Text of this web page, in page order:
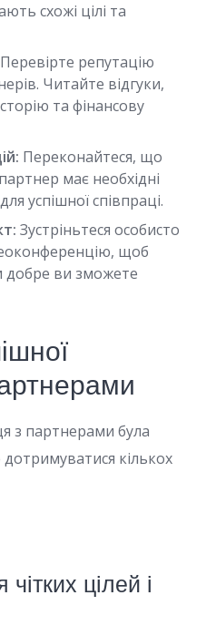
схожі цілі та
Перевірте репутацію
Читайте відгуки,
та фінансову
Переконайтеся, що
має необхідні
успішної співпраці.
Зустріньтеся особисто
щоб
добре ви зможете
з партнерами була
кількох
цілей і